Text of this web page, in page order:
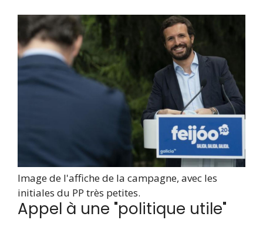
Image de l'affiche de la campagne, avec les
initiales du PP très petites.
Appel à une "politique utile"